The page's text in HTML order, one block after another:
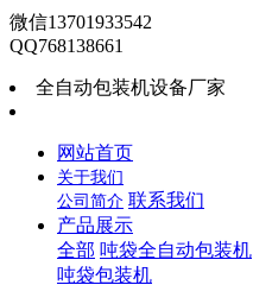
微信13701933542
QQ768138661
全自动包装机设备厂家
网站首页
关于我们
公司简介 联系我们
产品展示
全部 吨袋全自动包装机
吨袋包装机